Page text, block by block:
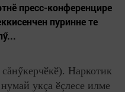
пресс-конференцире
пуринне те
Наркотик
укçа ӗçлесе илме